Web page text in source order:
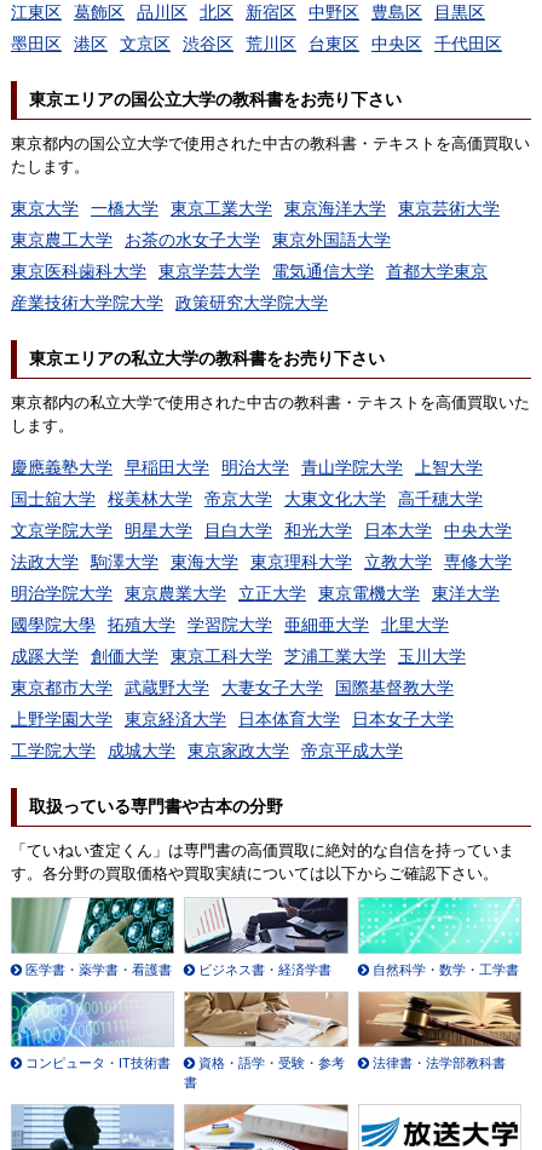
江東区
葛飾区 品川区 北区 新宿区 中野区 豊島区
目黒区
墨田区
港区 文京区 渋谷区 荒川区 台東区 中央区 千代田区
東京エリアの国公立大学の教科書をお売り下さい
東京都内の国公立大学で使用された中古の教科書・テキストを高価買取い
たします。
東京大学 一橋大学 東京工業大学 東京海洋大学
東京芸術大学
東京農工大学
お茶の水女子大学
東京外国語大学
東京医科歯科大学
東京学芸大学 電気通信大学
首都大学東京
産業技術大学院大学
政策研究大学院大学
東京エリアの私立大学の教科書をお売り下さい
東京都内の私立大学で使用された中古の教科書・テキストを高価買取いた
します。
慶應義塾大学 早稲田大学 明治大学 青山学院大学
上智大学
国士舘大学
桜美林大学 帝京大学 大東文化大学
高千穂大学
文京学院大学
明星大学 目白大学 和光大学 日本大学
中央大学
法政大学
駒澤大学 東海大学 東京理科大学 立教大学
専修大学
明治学院大学
東京農業大学 立正大学 東京電機大学
東洋大学
國學院大學
拓殖大学 学習院大学 亜細亜大学
北里大学
成蹊大学
創価大学 東京工科大学 芝浦工業大学
玉川大学
東京都市大学
武蔵野大学 大妻女子大学
国際基督教大学
上野学園大学
東京経済大学 日本体育大学
日本女子大学
工学院大学
成城大学 東京家政大学 帝京平成大学
取扱っている専門書や古本の分野
「ていねい査定くん」は専門書の高価買取に絶対的な自信を持っていま
す。各分野の買取価格や買取実績については以下からご確認下さい。
医学書・薬学書・看護書 ビジネス書・経済学書 自然科学・数学・工学書
コンピュータ・IT技術書
資格・語学・受験・参考
書
法律書・法学部教科書